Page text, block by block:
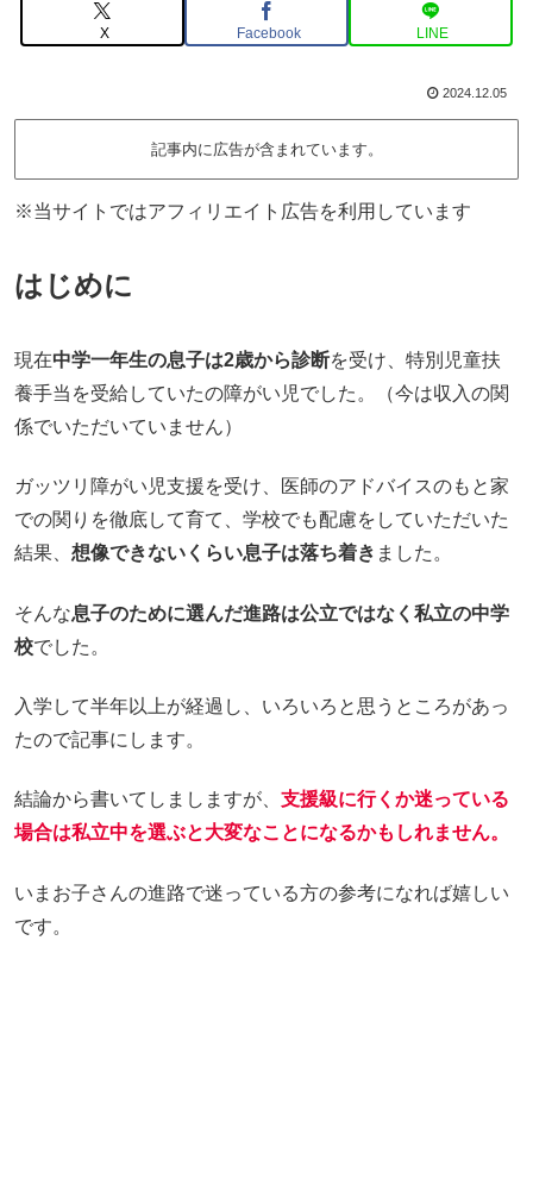
X Facebook LINE
2024.12.05
記事内に広告が含まれています。
※当サイトではアフィリエイト広告を利用しています
はじめに
現在中学一年生の息子は2歳から診断を受け、特別児童扶
養手当を受給していたの障がい児でした。（今は収入の関
係でいただいていません）
ガッツリ障がい児支援を受け、医師のアドバイスのもと家
での関りを徹底して育て、学校でも配慮をしていただいた
結果、 想像できないくらい息子は落ち着き ました。
そんな息子のために選んだ進路は公立ではなく私立の中学
校でした。
入学して半年以上が経過し、いろいろと思うところがあっ
たので記事にします。
結論から書いてしましますが、 支援級に行くか迷っている
場合は私立中を選ぶと大変なことになるかもしれません。
いまお子さんの進路で迷っている方の参考になれば嬉しい
です。